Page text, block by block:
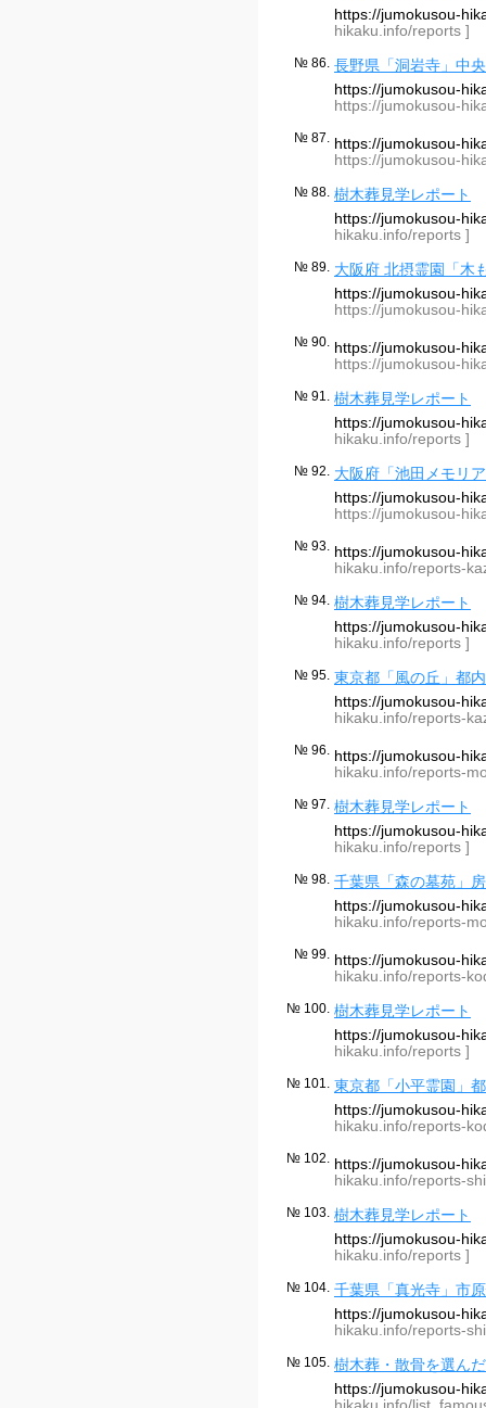
https://jumokusou-
hikaku.info/reports ]
№ 86. 長野県「洞岩寺」中
https://jumokusou-
https://jumokusou-
№ 87. https://jumokusou-
https://jumokusou-
№ 88. 樹木葬見学レポート
https://jumokusou-
hikaku.info/reports ]
№ 89. 大阪府 北摂霊園「木
https://jumokusou-
https://jumokusou-
№ 90. https://jumokusou-
https://jumokusou-
№ 91.
樹木葬見学レポート
https://jumokusou-
hikaku.info/reports ]
№ 92.
大阪府「池田メモリ
https://jumokusou-
https://jumokusou-
№ 93. https://jumokusou-
hikaku.info/reports-
№ 94. 樹木葬見学レポート
https://jumokusou-
hikaku.info/reports ]
№ 95. 東京都「風の丘」都
https://jumokusou-
hikaku.info/reports-
№ 96. https://jumokusou-
hikaku.info/reports-
№ 97. 樹木葬見学レポート
https://jumokusou-
hikaku.info/reports ]
№ 98. 千葉県「森の墓苑」
https://jumokusou-
hikaku.info/reports-
№ 99. https://jumokusou-
hikaku.info/reports-
№ 100. 樹木葬見学レポート
https://jumokusou-
hikaku.info/reports ]
№ 101.
東京都「小平霊園」
https://jumokusou-
hikaku.info/reports-
№ 102. https://jumokusou-
hikaku.info/reports-
№ 103. 樹木葬見学レポート
https://jumokusou-
hikaku.info/reports ]
№ 104. 千葉県「真光寺」市
https://jumokusou-
hikaku.info/reports-
№ 105. 樹木葬・散骨を選ん
https://jumokusou-